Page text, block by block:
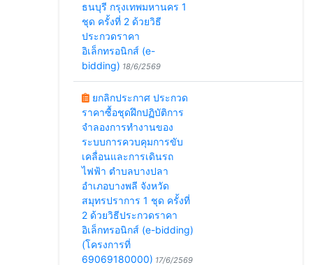
ธนบุรี กรุงเทพมหานคร 1
ชุด ครั้งที่ 2 ด้วยวิธี
ประกวดราคา
อิเล็กทรอนิกส์ (e-
bidding) 18/6/2569
ยกลิกประกาศ ประกวด
ราคาซื้อชุดฝึกปฏิบัติการ
จำลองการทำงานของ
ระบบการควบคุมการขับ
เคลื่อนและการเดินรถ
ไฟฟ้า ตำบลบางปลา
อำเภอบางพลี จังหวัด
สมุทรปราการ 1 ชุด ครั้งที่
2 ด้วยวิธีประกวดราคา
อิเล็กทรอนิกส์ (e-bidding)
(โครงการที่
69069180000) 17/6/2569